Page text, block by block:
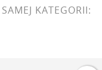
KATEGORII: